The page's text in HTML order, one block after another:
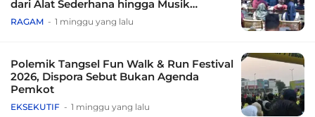
dari Alat Sederhana hingga Musik
Tradisional
RAGAM 1 minggu yang lalu
Polemik Tangsel Fun Walk & Run Festival
2026, Dispora Sebut Bukan Agenda
Pemkot
EKSEKUTIF 1 minggu yang lalu